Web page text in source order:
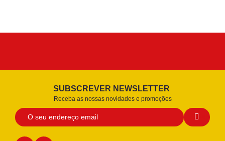
SUBSCREVER NEWSLETTER
Receba as nossas novidades e promoções